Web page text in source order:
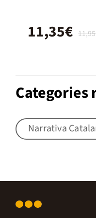
11,35€
Categories
Narrativa